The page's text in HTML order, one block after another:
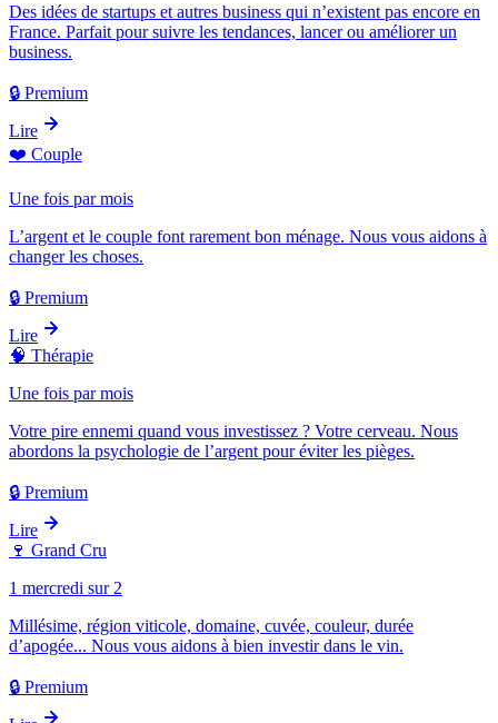
Des idées de startups et autres business qui n’existent pas encore en
France. Parfait pour suivre les tendances, lancer ou améliorer un
business.
🔒 Premium
Lire
❤️ Couple
Une fois par mois
L’argent et le couple font rarement bon ménage. Nous vous aidons à
changer les choses.
🔒 Premium
Lire
🧠 Thérapie
Une fois par mois
Votre pire ennemi quand vous investissez ? Votre cerveau. Nous
abordons la psychologie de l’argent pour éviter les pièges.
🔒 Premium
Lire
🍷 Grand Cru
1 mercredi sur 2
Millésime, région viticole, domaine, cuvée, couleur, durée
d’apogée... Nous vous aidons à bien investir dans le vin.
🔒 Premium